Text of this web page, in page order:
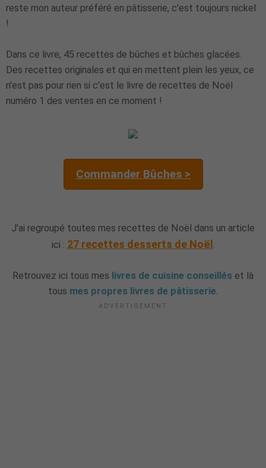
reste mon auteur préféré en pâtisserie, c'est toujours nickel
!
Dans ce livre, 45 recettes de bûches et bûches glacées.
Des recettes originales et qui en mettent plein les yeux, ce
n'est pas pour rien si c'est le livre de recettes de Noël
numéro 1 des ventes en ce moment !
Commander Bûches >
J'ai regroupé toutes mes recettes de Noël dans un article
ici : 27 recettes desserts de Noël.
Retrouvez ici tous mes livres de cuisine conseillés et là
tous mes propres livres de pâtisserie.